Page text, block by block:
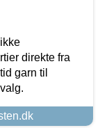
direkte fra
garn til